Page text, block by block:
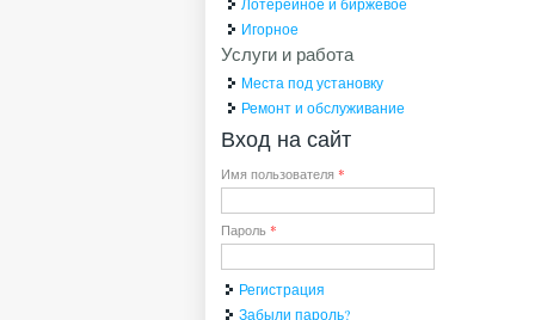
Лотерейное и биржевое
Игорное
Услуги и работа
Места под установку
Ремонт и обслуживание
Вход на сайт
Имя пользователя *
Пароль *
Регистрация
Забыли пароль?